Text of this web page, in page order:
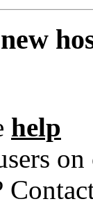
help